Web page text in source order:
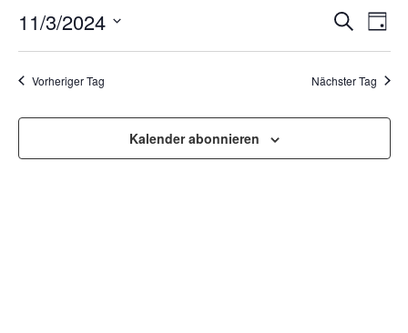
UND
SucheTag
11/3/2024
wählen.
Vorheriger Tag Nächster Tag
Kalender abonnieren